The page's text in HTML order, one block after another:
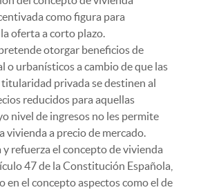
como figura para
oferta a corto plazo.
otorgar beneficios de
o urbanísticos a cambio de que las
privada se destinen al
reducidos para aquellas
nivel de ingresos no les permite
vivienda a precio de mercado.
y refuerza el concepto de vivienda
47 de la Constitución Española,
en el concepto aspectos como el de